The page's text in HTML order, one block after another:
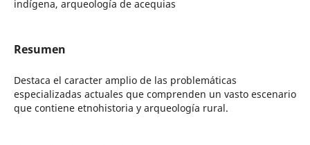
indígena, arqueología de acequias
Resumen
Destaca el caracter amplio de las problemáticas
especializadas actuales que comprenden un vasto escenario
que contiene etnohistoria y arqueología rural.